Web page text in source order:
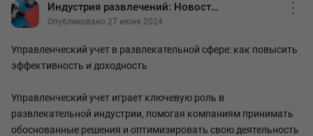
Индустрия развлечений: Новости, тренды, мнения
Опубликовано 27 июня 2024
Управленческий учет в развлекательной сфере: как повысить
эффективность и доходность
Управленческий учет играет ключевую роль в
развлекательной индустрии, помогая компаниям принимать
обоснованные решения и оптимизировать свою деятельность